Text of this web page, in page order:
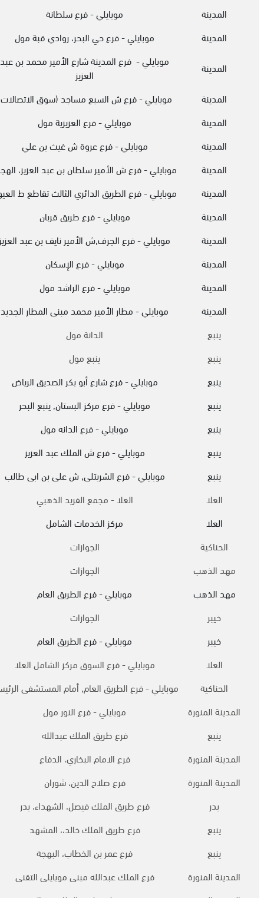
المدينة
موبايلي - فرع سلطانة
المدينة
موبايلي - فرع حي البحر، روادي قبة مول
المدينة
موبايلي - فرع المدينة شارع الأمير محمد بن عبد
العزيز
المدينة
موبايلي - فرع ش السبع مساجد (سوق
المدينة
موبايلي - فرع العزيزية مول
المدينة
موبايلي - فرع عروة ش غيث بن علي
المدينة
موبايلي - فرع ش الأمير سلطان بن عبد العزيز،
المدينة
موبايلي - فرع الطريق الدائري الثالث تقاطع ط
المدينة
موبايلي - فرع طريق قربان
المدينة
موبايلي - فرع الجرف,ش الأمير نايف بن عبد
المدينة
موبايلي - فرع الإسكان
المدينة
موبايلي - فرع الراشد مول
المدينة
موبايلي - مطار الأمير محمد مبنى المطار الجديد
ينبع
الدانة مول
ينبع
ينبع مول
ينبع
موبايلي - فرع شارع أبو بكر الصديق الرياض
ينبع
موبايلي - فرع مركز البستان, ينبع البحر
ينبع
موبايلي - فرع الدانه مول
ينبع
موبايلي - فرع ش الملك عبد العزيز
ينبع
موبايلي - فرع الشربتلى, ش على بن ابى طالب
العلا
العلا - مجمع الفريد الذهبي
العلا
مركز الخدمات الشامل
الحناكية
الجوازات
مهد الذهب
الجوازات
مهد الذهب
موبايلي - فرع الطريق العام
خيبر
الجوازات
خيبر
موبايلي - فرع الطريق العام
العلا
موبايلي - فرع السوق مركز الشامل العلا
الحناكية
موبايلي - فرع الطريق العام, أمام المستشفى
المدينة المنورة
موبايلي - فرع النور مول
ينبع
فرع طريق الملك عبدالله
المدينة المنورة
فرع الامام البخاري، الدفاع
المدينة المنورة
فرع صلاح الدين، شوران
بدر
فرع طريق الملك فيصل، الشهداء، بدر
ينبع
فرع طريق الملك خالد،، المشهد
ينبع
فرع عمر بن الخطاب، البهجة
المدينة المنورة
فرع الملك عبدالله مبنى موبايلى التقنى